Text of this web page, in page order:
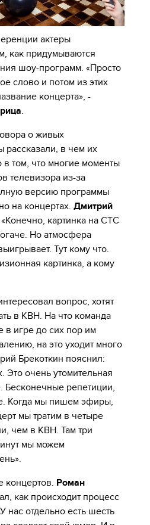
актеры
как придумываются
шоу-программ. «Просто
слово и потом из этих
концерта», -
.
о живых
рассказали, в чем их
том, что многие моменты
телевизора из-за
версию программы
на концертах. Дмитрий
картинка на СТС
Но атмосфера
Тут кому что.
картинка, а кому
вопрос, хотят
в КВН. На что команда
в игре до сих пор им
на это уходит много
Брекоткин пояснил:
очень утомительная
Бесконечные репетиции,
Когда мы пишем эфиры,
мы тратим в четыре
чем в КВН. Там три
мы можем
концертов. Роман
как происходит процесс
нас отдельно есть шесть